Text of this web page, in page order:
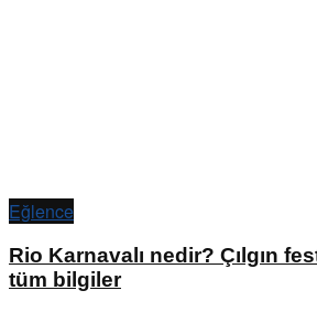
Eğlence
Rio Karnavalı nedir? Çılgın
tüm bilgiler